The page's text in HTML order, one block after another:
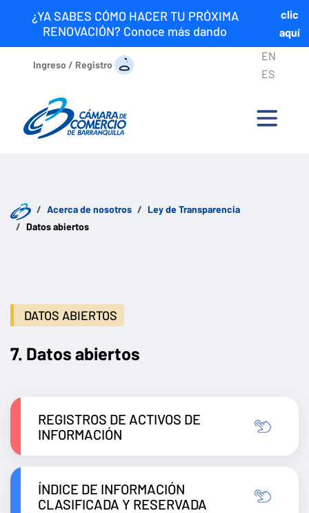
¿YA SABES CÓMO HACER TU PRÓXIMA
RENOVACIÓN? Conoce más dando
clic
aquí
Ingreso / Registro
EN
ES
Acerca de nosotros
Ley de Transparencia
Datos abiertos
DATOS ABIERTOS
7. Datos abiertos
REGISTROS DE ACTIVOS DE
INFORMACIÓN
ÍNDICE DE INFORMACIÓN
CLASIFICADA Y RESERVADA